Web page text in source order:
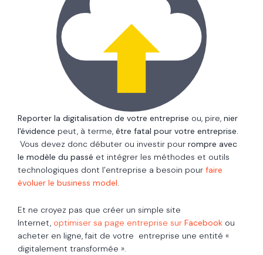
Reporter la digitalisation de votre entreprise ou, pire, nier
l'évidence peut, à terme, être fatal pour votre entreprise.
Vous devez donc débuter ou investir pour rompre avec
le modèle du passé et intégrer les méthodes et outils
technologiques dont l’entreprise a besoin pour faire
évoluer le business model.
Et ne croyez pas que créer un simple site
Internet, optimiser sa page entreprise sur Facebook ou
acheter en ligne, fait de votre entreprise une entité «
digitalement transformée ».